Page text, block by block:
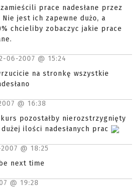
prace nadesłane przez
jest ich zapewne dużo, a
chcieliby zobaczyc jakie prace
06-2007 @ 15:24
na stronkę wszystkie
@ 16:38
pozostałby nierozstrzygnięty
ilości nadesłanych prac
@ 18:25
next time
@ 19:28